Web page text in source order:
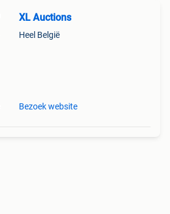
XL Auctions
Heel België
Bezoek website